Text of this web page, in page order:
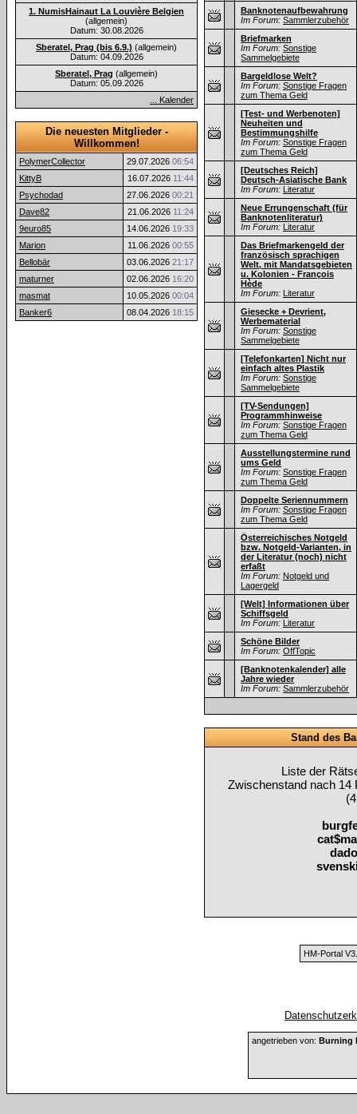
1. NumisHainaut La Louvière Belgien
(allgemein)
Datum: 30.08.2026
Sberatel, Prag (bis 6.9.) (allgemein)
Datum: 04.09.2026
Sberatel, Prag (allgemein)
Datum: 05.09.2026
... Kalender
Die neuesten Mitglieder -
Willkommen!
PolymerCollector 29.07.2026 06:54
KittyB
16.07.2026 11:44
Psychodad
27.06.2026 00:21
Dave82
21.06.2026 11:24
9euro85
14.06.2026 19:33
Marion
11.06.2026 00:55
Bellobär
03.06.2026 21:17
maturner
02.06.2026 16:20
masmat
10.05.2026 00:04
Banker6
08.04.2026 18:15
Banknotenaufbewahrung
Im Forum: Sammlerzubehör
Briefmarken
Im Forum: Sonstige
Sammelgebiete
Bargeldlose Welt?
Im Forum: Sonstige Fragen
zum Thema Geld
[Test- und Werbenoten]
Neuheiten und
Bestimmungshilfe
Im Forum: Sonstige Fragen
zum Thema Geld
[Deutsches Reich]
Deutsch-Asiatische Bank
Im Forum: Literatur
Neue Errungenschaft (für
Banknotenliteratur)
Im Forum: Literatur
Das Briefmarkengeld der
französisch sprachigen
Welt, mit Mandatsgebieten
u. Kolonien - François
Hède
Im Forum: Literatur
Giesecke + Devrient,
Werbematerial
Im Forum: Sonstige
Sammelgebiete
[Telefonkarten] Nicht nur
einfach altes Plastik
Im Forum: Sonstige
Sammelgebiete
[TV-Sendungen]
Programmhinweise
Im Forum: Sonstige Fragen
zum Thema Geld
Ausstellungstermine rund
ums Geld
Im Forum: Sonstige Fragen
zum Thema Geld
Doppelte Seriennummern
Im Forum: Sonstige Fragen
zum Thema Geld
Österreichisches Notgeld
bzw. Notgeld-Varianten, in
der Literatur (noch) nicht
erfaßt
Im Forum: Notgeld und
Lagergeld
[Welt] Informationen über
Schiffsgeld
Im Forum: Literatur
Schöne Bilder
Im Forum: OffTopic
[Banknotenkalender] alle
Jahre wieder
Im Forum: Sammlerzubehör
Stand des
Liste der
Zwischenstand nach 14
dado
HM-Portal
angetrieben von: Burning